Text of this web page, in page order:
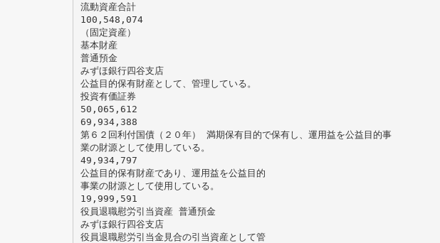
流動資産合計
100,548,074
（固定資産）
基本財産
普通預金
みずほ銀行四谷支店
公益目的保有財産として、管理している。
投資有価証券
50,065,612
69,934,388
第６２回利付国債（２０年） 満期保有目的で保有し、運用益を公益目的事
業の財源として使用している。
49,934,797
公益目的保有財産であり、運用益を公益目的
事業の財源として使用している。
19,999,591
役員退職慰労引当資産 普通預金
みずほ銀行四谷支店
役員退職慰労引当金見合の引当資産として管